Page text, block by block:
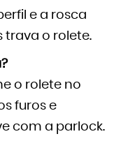
e a rosca
trava o rolete.
o rolete no
furos e
com a parlock.